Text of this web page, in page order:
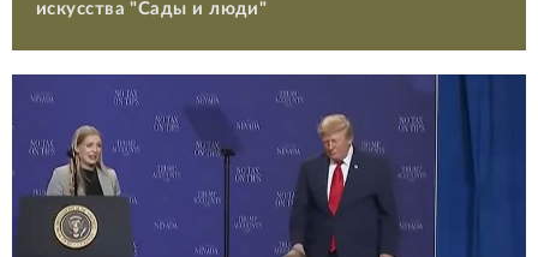
искусства "Сады и люди"